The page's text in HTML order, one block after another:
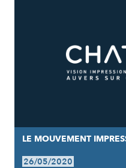
LE MOUVEMENT
26/05/2020